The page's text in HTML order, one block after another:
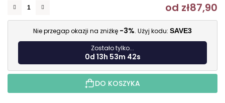
od zł87,90
Nie przegap okazji na zniżkę -3%. Użyj kodu: SAVE3
Zostało tylko...
0d 13h 53m 41s
DO KOSZYKA